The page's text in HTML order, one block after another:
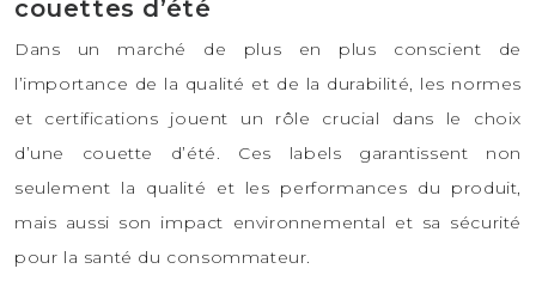
couettes d’été
Dans un marché de plus en plus conscient de
l’importance de la qualité et de la durabilité, les normes
et certifications jouent un rôle crucial dans le choix
d’une couette d’été. Ces labels garantissent non
seulement la qualité et les performances du produit,
mais aussi son impact environnemental et sa sécurité
pour la santé du consommateur.